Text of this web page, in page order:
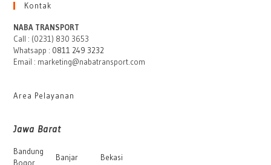
Kontak
NABA TRANSPORT
Call : (0231) 830 3653
Whatsapp : 0811 249 3232
Email : marketing@nabatransport.com
Area Pelayanan
Jawa Barat
Bandung
Bogor
Banjar
Bekasi